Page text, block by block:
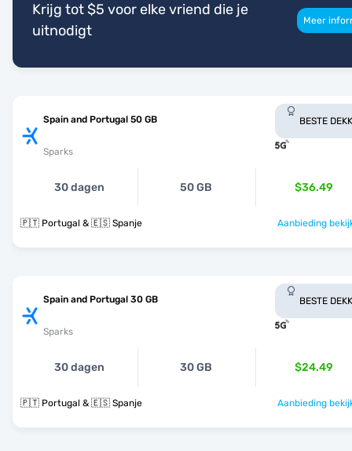
Krijg tot $5 voor elke vriend die je
uitnodigt
Meer
Spain and Portugal 50 GB
Sparks
BESTE
30 dagen 50 GB $36.49
🇵🇹 Portugal & 🇪🇸 Spanje Aanbieding
Spain and Portugal 30 GB
Sparks
BESTE
30 dagen 30 GB $24.49
🇵🇹 Portugal & 🇪🇸 Spanje Aanbieding